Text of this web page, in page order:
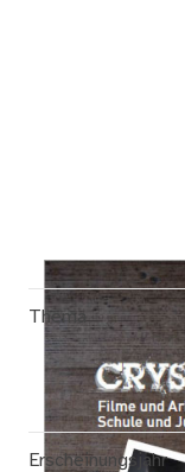
Thema
Erscheinungsjahr